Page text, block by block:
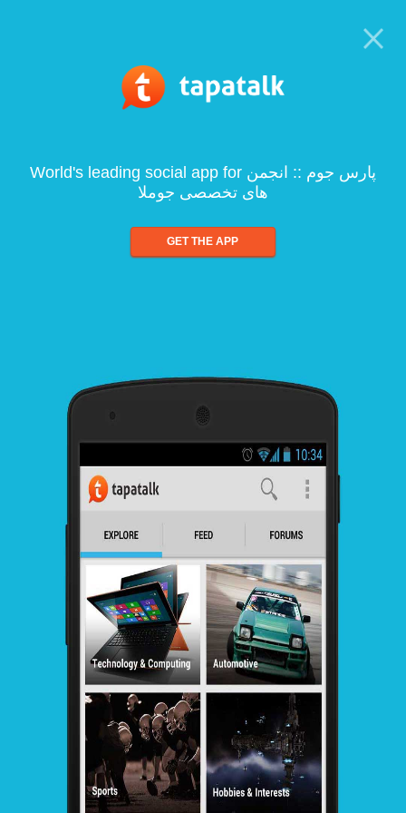
World's leading social app for پارس جوم :: انجمن
های تخصصی جوملا
GET THE APP